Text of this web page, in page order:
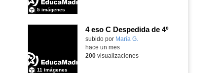
5 imágenes
4 eso C Despedida de 4º
Contenido educativo.
subido por María G.
11 imágenes
hace un mes
200visualizaciones